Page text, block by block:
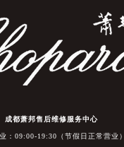
成都萧邦售后维修服务中心
：09:00-19:30（节假日正常营业）